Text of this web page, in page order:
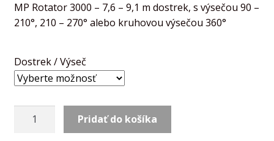
MP Rotator 3000 – 7,6 – 9,1 m dostrek, s výsečou 90 –
210°, 210 – 270° alebo kruhovou výsečou 360°
Dostrek / Výseč
množstvo
Pridať do košíka